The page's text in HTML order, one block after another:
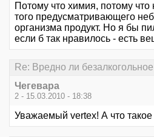
Потому что химия, потому
того предусматривающего
организма продукт. Но я бы
если б так нравилось - есть
Re: Вредно ли
Чегевара
2 - 15.03.2010 - 18:38
Уважаемый vertex! А что